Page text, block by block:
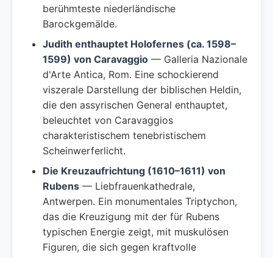
berühmteste niederländische
Barockgemälde.
Judith enthauptet Holofernes (ca. 1598–
1599) von Caravaggio — Galleria Nazionale
d'Arte Antica, Rom. Eine schockierend
viszerale Darstellung der biblischen Heldin,
die den assyrischen General enthauptet,
beleuchtet von Caravaggios
charakteristischem tenebristischem
Scheinwerferlicht.
Die Kreuzaufrichtung (1610–1611) von
Rubens — Liebfrauenkathedrale,
Antwerpen. Ein monumentales Triptychon,
das die Kreuzigung mit der für Rubens
typischen Energie zeigt, mit muskulösen
Figuren, die sich gegen kraftvolle